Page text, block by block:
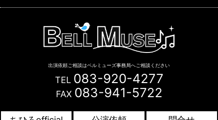
出演依頼ご相談はベルミューズ事務局へご相談ください
TEL 083-920-4277
FAX 083-941-5722
Copyright © BELL MUSE. All Rights Reserved.